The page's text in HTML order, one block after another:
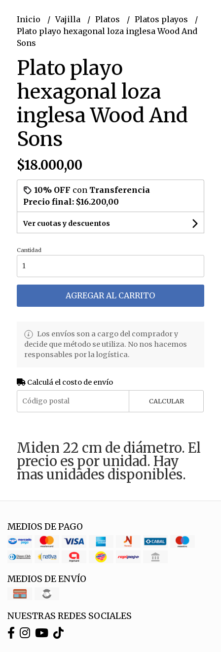
Inicio Vajilla Platos
Platos playos
Plato playo hexagonal loza inglesa Wood And
Sons
Plato playo
hexagonal loza
inglesa Wood And
Sons
$18.000,00
10% OFF con Transferencia
Precio final: $16.200,00
Ver cuotas y descuentos
Cantidad
AGREGAR AL CARRITO
Los envíos son a cargo del comprador y
decide que método se utiliza. No nos hacemos
responsables por la logística.
Calculá el costo de envío
CALCULAR
Miden 22 cm de diámetro. El
precio es por unidad. Hay
mas unidades disponibles.
MEDIOS DE PAGO
MEDIOS DE ENVÍO
NUESTRAS REDES SOCIALES